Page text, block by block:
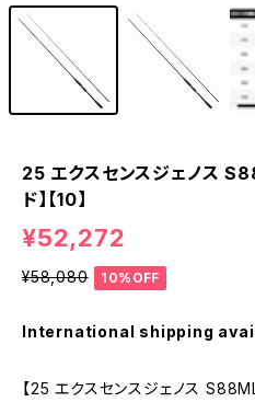
25 エクスセンスジェノス
ド】【10】
¥52,272
¥58,080 10%OFF
International shipping
【25 エクスセンスジェノス